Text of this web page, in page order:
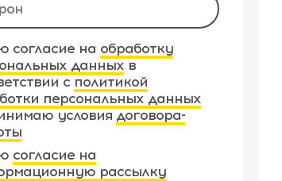
согласие на обработку
данных в
с политикой
персональных данных
условия договора-
согласие на
рассылку